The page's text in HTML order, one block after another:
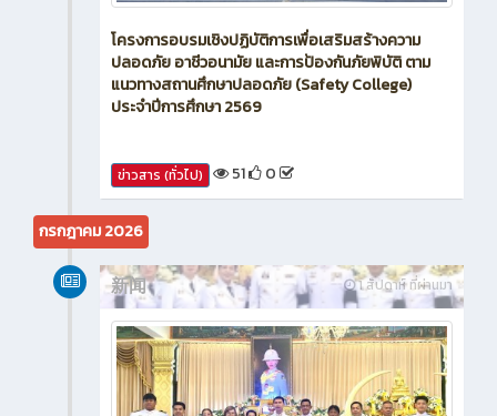
โครงการอบรมเชิงปฏิบัติการเพื่อเสริมสร้างความ
ปลอดภัย อาชีวอนามัย และการป้องกันภัยพิบัติ ตาม
แนวทางสถานศึกษาปลอดภัย (Safety College)
51 0
กรกฎาคม 2026
新闻